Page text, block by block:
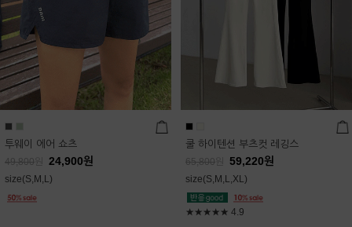
투웨이 에어 쇼츠
49,800 24,900원
size(S,M,L)
쿨 하이텐션 부츠컷 레깅스
65,800 59,220원
size(S,M,L,XL)
★★★★★ 4.9